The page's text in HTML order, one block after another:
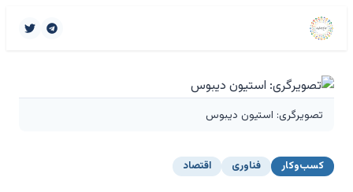
تصویرگری: استیون دیبوس
کسب‌وکار فناوری اقتصاد